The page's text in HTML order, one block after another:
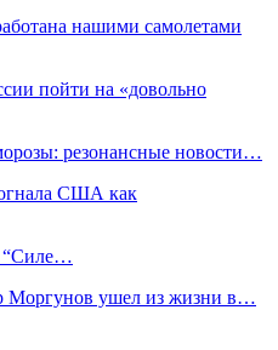
нашими самолетами
пойти на «довольно
резонансные новости…
США как
“Силе…
Моргунов ушел из жизни в…